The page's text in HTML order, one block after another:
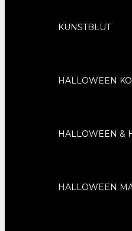
KUNSTBLUT
HALLOWEEN
HALLOWEEN &
HALLOWEEN